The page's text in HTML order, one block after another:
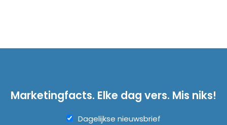
Marketingfacts. Elke dag vers. Mis niks!
Dagelijkse nieuwsbrief